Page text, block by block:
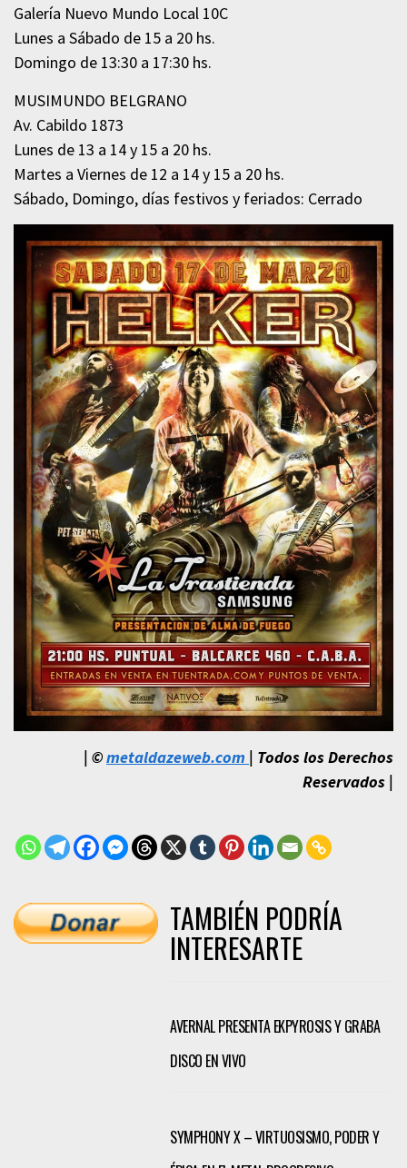
Galería Nuevo Mundo Local 10C
Lunes a Sábado de 15 a 20 hs.
Domingo de 13:30 a 17:30 hs.
MUSIMUNDO BELGRANO
Av. Cabildo 1873
Lunes de 13 a 14 y 15 a 20 hs.
Martes a Viernes de 12 a 14 y 15 a 20 hs.
Sábado, Domingo, días festivos y feriados: Cerrado
| ©metaldazeweb.com | Todos los Derechos
Reservados |
TAMBIÉN PODRÍA
INTERESARTE
AVERNAL PRESENTA EKPYROSIS Y GRABA
DISCO EN VIVO
SYMPHONY X – VIRTUOSISMO, PODER Y